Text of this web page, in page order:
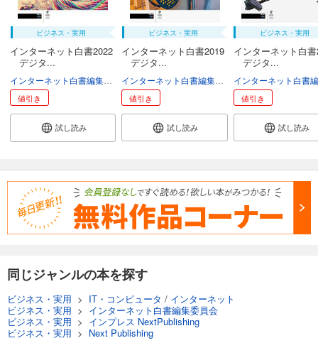
ビジネス・実用
インターネット白書2022
デジタ...
値引き
試し読み
ビジネス・実用
インターネット白書2019
デジタ...
値引き
試し読み
ビジネス・実用
インターネット白
デジタ...
値引き
試し読み
同じジャンルの本を探す
ビジネス・実用 > IT・コンピュータ / インターネット
ビジネス・実用 > インターネット白書編集委員会
ビジネス・実用 > インプレス NextPublishing
ビジネス・実用 > Next Publishing